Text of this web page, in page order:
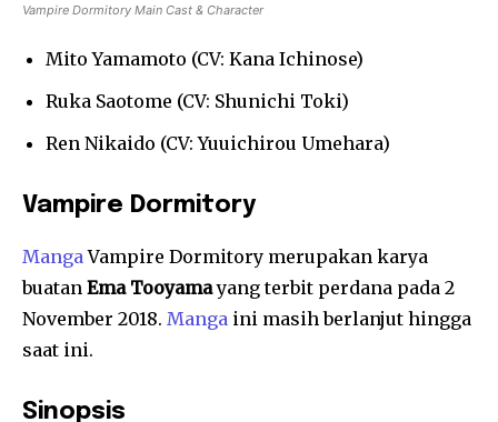
Vampire Dormitory Main Cast & Character
Mito Yamamoto (CV: Kana Ichinose)
Ruka Saotome (CV: Shunichi Toki)
Ren Nikaido (CV: Yuuichirou Umehara)
Vampire Dormitory
Manga Vampire Dormitory merupakan karya
buatan Ema Tooyamayang terbit perdana pada 2
November 2018. Manga ini masih berlanjut hingga
saat ini.
Sinopsis